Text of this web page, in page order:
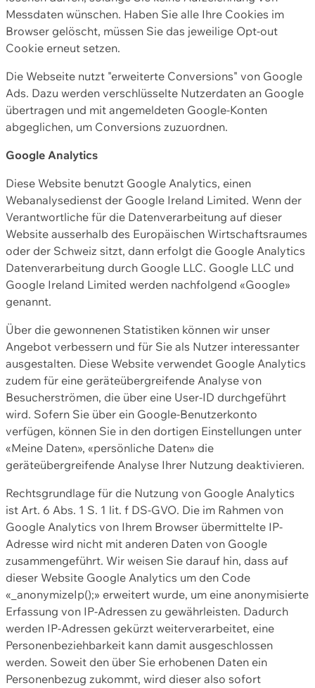
Messdaten wünschen. Haben Sie alle Ihre Cookies im
Browser gelöscht, müssen Sie das jeweilige Opt-out
Cookie erneut setzen.
Die Webseite nutzt "erweiterte Conversions" von Google
Ads. Dazu werden verschlüsselte Nutzerdaten an Google
übertragen und mit angemeldeten Google-Konten
abgeglichen, um Conversions zuzuordnen.
Google Analytics
Diese Website benutzt Google Analytics, einen
Webanalysedienst der Google Ireland Limited. Wenn der
Verantwortliche für die Datenverarbeitung auf dieser
Website ausserhalb des Europäischen Wirtschaftsraumes
oder der Schweiz sitzt, dann erfolgt die Google Analytics
Datenverarbeitung durch Google LLC. Google LLC und
Google Ireland Limited werden nachfolgend «Google»
genannt.
Über die gewonnenen Statistiken können wir unser
Angebot verbessern und für Sie als Nutzer interessanter
ausgestalten. Diese Website verwendet Google Analytics
zudem für eine geräteübergreifende Analyse von
Besucherströmen, die über eine User-ID durchgeführt
wird. Sofern Sie über ein Google-Benutzerkonto
verfügen, können Sie in den dortigen Einstellungen unter
«Meine Daten», «persönliche Daten» die
geräteübergreifende Analyse Ihrer Nutzung deaktivieren.
Rechtsgrundlage für die Nutzung von Google Analytics
ist Art. 6 Abs. 1 S. 1 lit. f DS-GVO. Die im Rahmen von
Google Analytics von Ihrem Browser übermittelte IP-
Adresse wird nicht mit anderen Daten von Google
zusammengeführt. Wir weisen Sie darauf hin, dass auf
dieser Website Google Analytics um den Code
«_anonymizeIp();» erweitert wurde, um eine anonymisierte
Erfassung von IP-Adressen zu gewährleisten. Dadurch
werden IP-Adressen gekürzt weiterverarbeitet, eine
Personenbeziehbarkeit kann damit ausgeschlossen
werden. Soweit den über Sie erhobenen Daten ein
Personenbezug zukommt, wird dieser also sofort